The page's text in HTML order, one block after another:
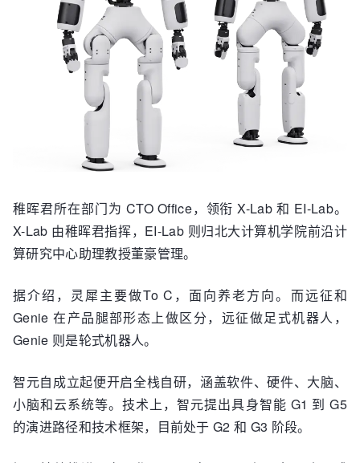
稚晖君所在部门为 CTO Office，领衔 X-Lab 和 EI-Lab。
X-Lab 由稚晖君指挥，EI-Lab 则归北大计算机学院前沿计
算研究中心助理教授董豪管理。
据介绍，灵犀主要做To C，面向养老方向。而远征和
Genie 在产品腿部形态上做区分，远征做足式机器人，
Genie 则是轮式机器人。
智元自成立起便开启全栈自研，涵盖软件、硬件、大脑、
小脑和云系统等。技术上，智元提出具身智能 G1 到 G5
的演进路径和技术框架，目前处于 G2 和 G3 阶段。